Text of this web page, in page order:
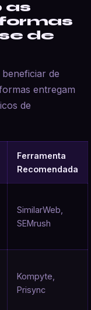
as
de
de
entregam
de
Ferramenta
Recomendada
SimilarWeb,
SEMrush
Kompyte,
Prisync